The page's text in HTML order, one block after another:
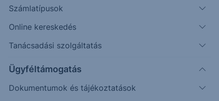
Számlatípusok
Online kereskedés
Tanácsadási szolgáltatás
Ügyféltámogatás
Dokumentumok és tájékoztatások